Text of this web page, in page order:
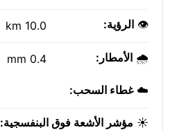
👁️ الرؤية: 10.0 km
🌧️ الأمطار: 0.4 mm
☁️غطاء السحب:
☀️ مؤشر الأشعة فوق البنفسجية: